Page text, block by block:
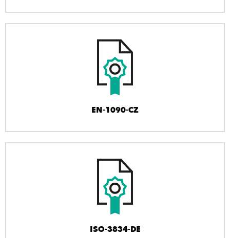
EN-1090-CZ
ISO-3834-DE